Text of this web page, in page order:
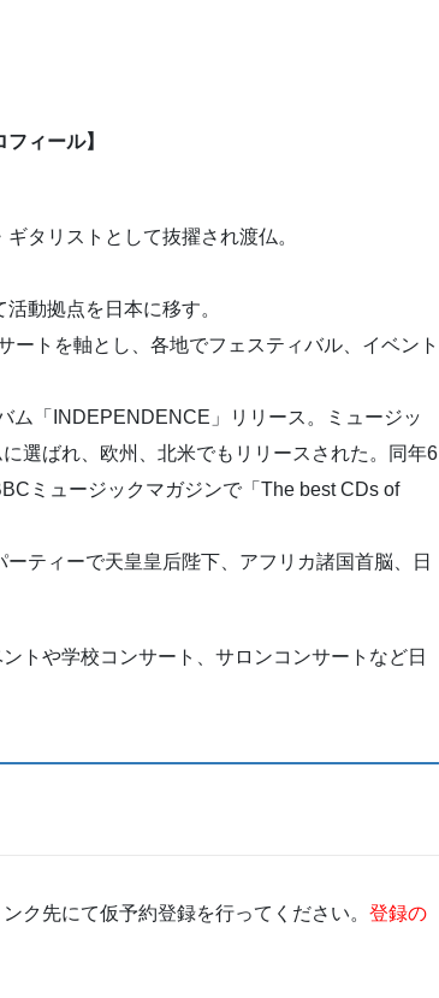
ィール】
タリストとして抜擢され渡仏。
動拠点を日本に移す。
トを軸とし、各地でフェスティバル、イベント
「INDEPENDENCE」リリース。ミュージッ
選ばれ、欧州、北米でもリリースされた。同年6
ミュージックマガジンで「The best CDs of
ティーで天皇皇后陛下、アフリカ諸国首脳、日
トや学校コンサート、サロンコンサートなど日
ク先にて仮予約登録を行ってください。 登録の